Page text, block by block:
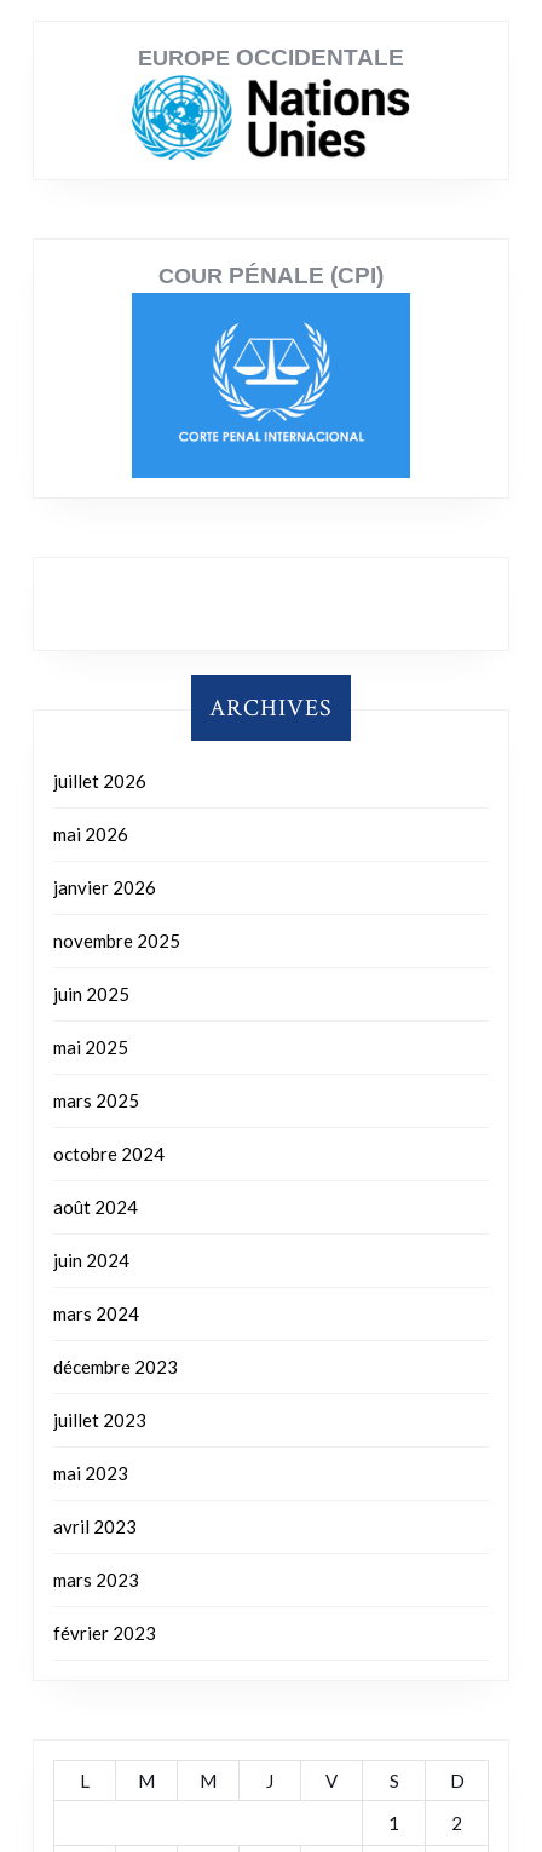
EUROPE OCCIDENTALE
COUR PÉNALE (CPI)
ARCHIVES
juillet 2026
mai 2026
janvier 2026
novembre 2025
juin 2025
mai 2025
mars 2025
octobre 2024
août 2024
juin 2024
mars 2024
décembre 2023
juillet 2023
mai 2023
avril 2023
mars 2023
février 2023
L M M J V S
D
1
2